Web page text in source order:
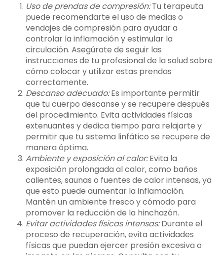
Uso de prendas de compresión:Tu terapeuta
puede recomendarte el uso de medias o
vendajes de compresión para ayudar a
controlar la inflamación y estimular la
circulación. Asegúrate de seguir las
instrucciones de tu profesional de la salud sobre
cómo colocar y utilizar estas prendas
correctamente.
Descanso adecuado:Es importante permitir
que tu cuerpo descanse y se recupere después
del procedimiento. Evita actividades físicas
extenuantes y dedica tiempo para relajarte y
permitir que tu sistema linfático se recupere de
manera óptima.
Ambiente y exposición al calor:Evita la
exposición prolongada al calor, como baños
calientes, saunas o fuentes de calor intensas, ya
que esto puede aumentar la inflamación.
Mantén un ambiente fresco y cómodo para
promover la reducción de la hinchazón.
Evitar actividades físicas intensas:Durante el
proceso de recuperación, evita actividades
físicas que puedan ejercer presión excesiva o